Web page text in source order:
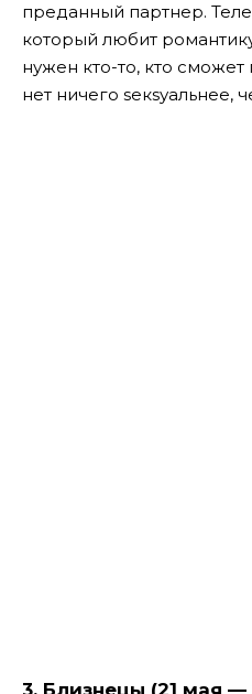
преданный партнер.
который любит
нужен кто-то, кто сможет
нет ничего sекsуальнее,
3. Близнецы (21 мая